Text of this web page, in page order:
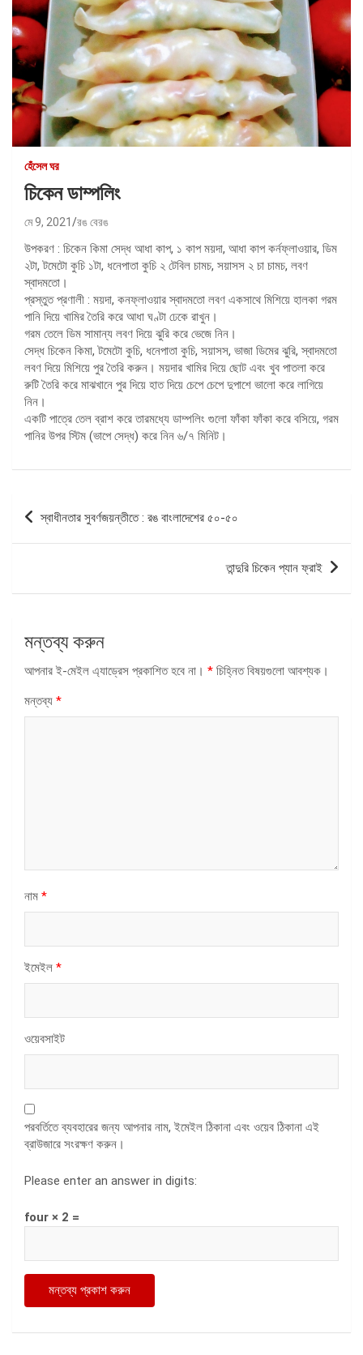
হেঁসেল ঘর
চিকেন ডাম্পলিং
মে 9, 2021 রঙ বেরঙ
উপকরণ : চিকেন কিমা সেদ্ধ আধা কাপ, ১ কাপ ময়দা, আধা কাপ কর্নফ্লাওয়ার, ডিম
২টা, টমেটো কুচি ১টা, ধনেপাতা কুচি ২ টেবিল চামচ, সয়াসস ২ চা চামচ, লবণ
স্বাদমতো।
প্রস্তুত প্রণালী : ময়দা, কনফ্লাওয়ার স্বাদমতো লবণ একসাথে মিশিয়ে হালকা গরম
পানি দিয়ে খামির তৈরি করে আধা ঘণ্টা ঢেকে রাখুন।
গরম তেলে ডিম সামান্য লবণ দিয়ে ঝুরি করে ভেজে নিন।
সেদ্ধ চিকেন কিমা, টমেটো কুচি, ধনেপাতা কুচি, সয়াসস, ভাজা ডিমের ঝুরি, স্বাদমতো
লবণ দিয়ে মিশিয়ে পুর তৈরি করুন। ময়দার খামির দিয়ে ছোট এবং খুব পাতলা করে
রুটি তৈরি করে মাঝখানে পুর দিয়ে হাত দিয়ে চেপে চেপে দুপাশে ভালো করে লাগিয়ে
নিন।
একটি পাত্রে তেল ব্রাশ করে তারমধ্যে ডাম্পলিং গুলো ফাঁকা ফাঁকা করে বসিয়ে, গরম
পানির উপর স্টিম (ভাপে সেদ্ধ) করে নিন ৬/৭ মিনিট।
পোস্ট
ন্যাভিগেশন
স্বাধীনতার সুবর্ণজয়ন্তীতে : রঙ বাংলাদেশের ৫০-৫০
তান্দুরি চিকেন প্যান ফ্রাই
মন্তব্য করুন
আপনার ই-মেইল এ্যাড্রেস প্রকাশিত হবে না। * চিহ্নিত বিষয়গুলো আবশ্যক।
মন্তব্য *
নাম *
ইমেইল *
ওয়েবসাইট
পরবর্তিতে ব্যবহারের জন্য আপনার নাম, ইমেইল ঠিকানা এবং ওয়েব ঠিকানা এই
ব্রাউজারে সংরক্ষণ করুন।
Please enter an answer in digits:
four × 2 =